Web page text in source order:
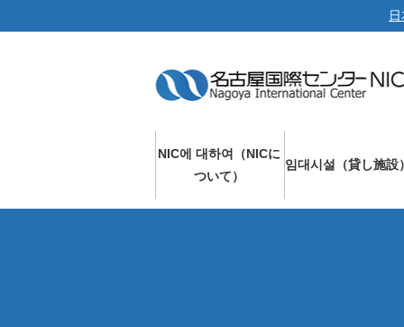
NIC에 대하여（NICに
ついて）
임대시설（貸し施設）